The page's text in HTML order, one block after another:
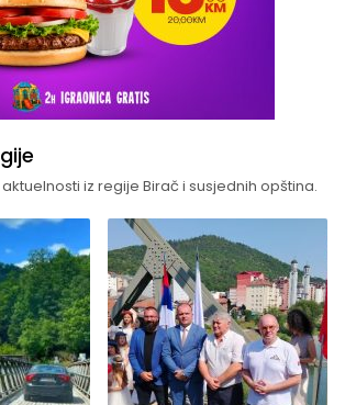
iz regije Birač i susjednih opština.